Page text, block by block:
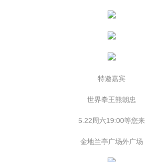
特邀嘉宾
世界拳王熊朝忠
5.22周六19:00等您来
金地兰亭广场外广场